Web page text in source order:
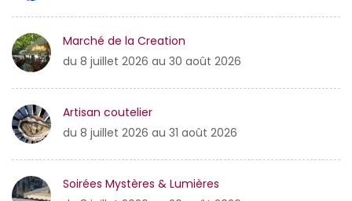
Marché de la Creation
du 8 juillet 2026 au 30 août 2026
Artisan coutelier
du 8 juillet 2026 au 31 août 2026
Soirées Mystères & Lumières